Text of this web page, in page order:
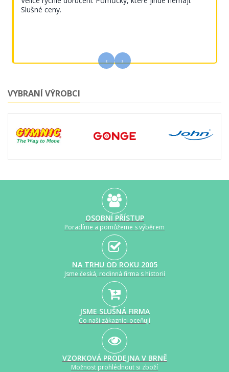
Slušné ceny.
‹ ›
VYBRANÍ VÝROBCI
OSOBNÍ PŘÍSTUP
Poradíme a pomůžeme s výběrem
NA TRHU OD ROKU 2005
Jsme česká, rodinná firma s historií
JSME SLUŠNÁ FIRMA
Co naši zákazníci oceňují
VZORKOVÁ PRODEJNA V BRNĚ
Možnost prohlédnout si zboží